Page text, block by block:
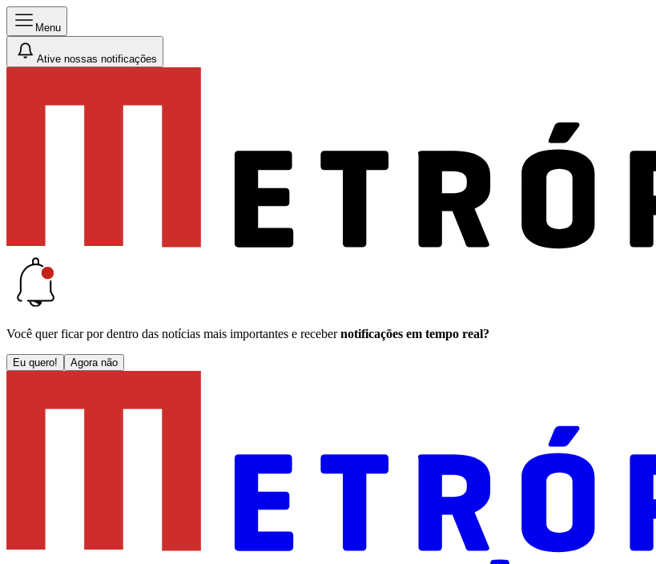
Menu
Ative nossas notificações
Você quer ficar por dentro das notícias mais importantes e receber notificações em tempo real?
Eu quero! Agora não